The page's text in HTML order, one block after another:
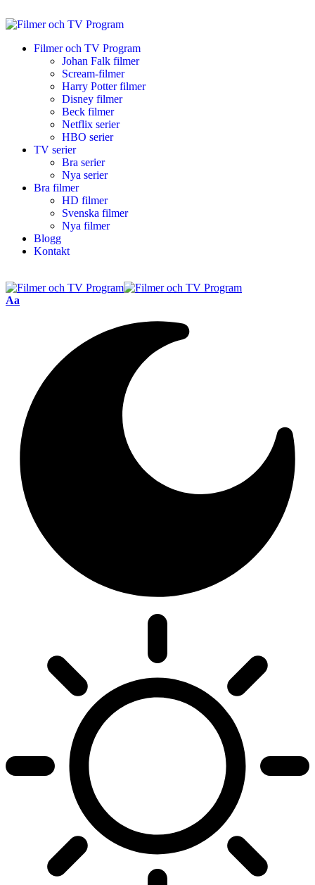
Filmer och TV Program
Johan Falk filmer
Scream-filmer
Harry Potter filmer
Disney filmer
Beck filmer
Netflix serier
HBO serier
TV serier
Bra serier
Nya serier
Bra filmer
HD filmer
Svenska filmer
Nya filmer
Blogg
Kontakt
Aa